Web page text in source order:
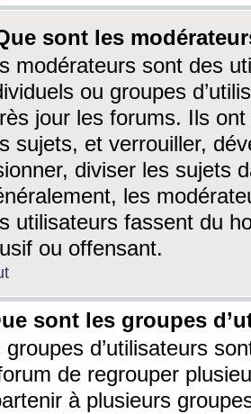
sont les
modérateurs sont des
ou groupes
jour les forums. Ils ont
sujets, et verrouiller,
diviser les sujets
les
utilisateurs fassent du
ou offensant.
sont les groupes
groupes d’utilisateurs
de regrouper
à plusieurs